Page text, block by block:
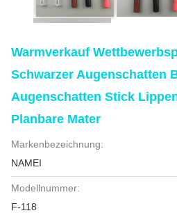
Warmverkauf
Schwarzer Augenschatten
Augenschatten Stick
Planbare Mater
Markenbezeichnung:
NAMEI
Modellnummer:
F-118